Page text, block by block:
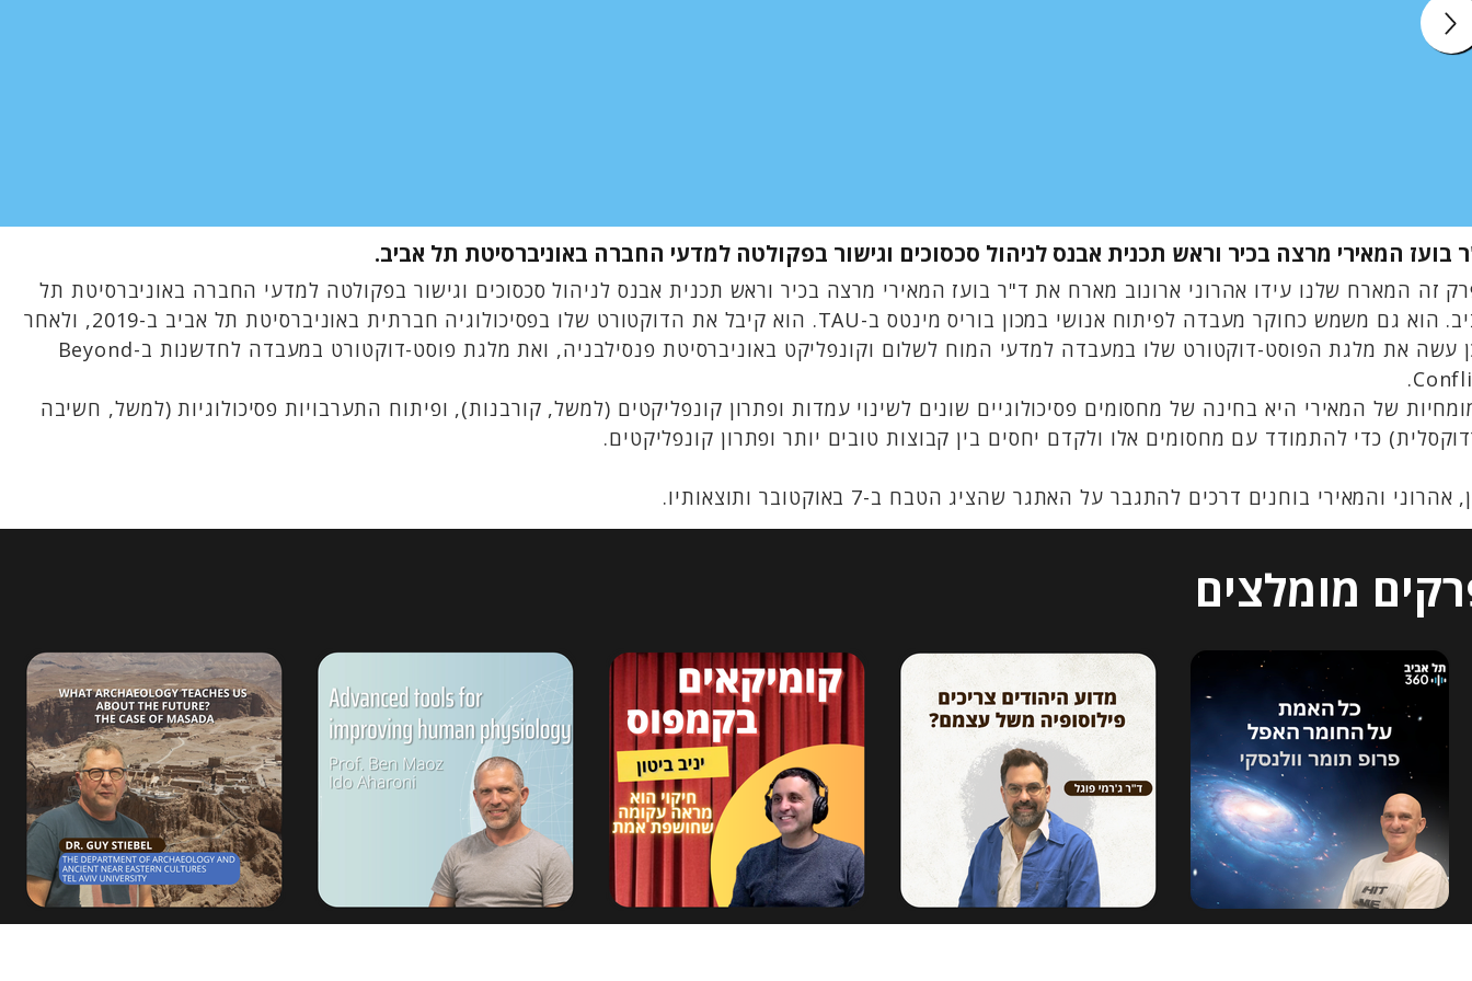
בועז המאירי מרצה בכיר וראש תכנית אבנס לניהול סכסוכים וגישור בפקולטה למדעי החברה באוניברסיטת תל אביב.
זה המארח שלנו עידו אהרוני ארונוב מארח את ד"ר בועז המאירי מרצה בכיר וראש תכנית אבנס לניהול סכסוכים וגישור בפקולטה למדעי החברה באוניברסיטת תל
אביב. הוא גם משמש כחוקר מעבדה לפיתוח אנושי במכון בוריס מינטס ב-TAU. הוא קיבל את הדוקטורט שלו בפסיכולוגיה חברתית באוניברסיטת תל אביב ב-2019, ולאחר
מכן עשה את מלגת הפוסט-דוקטורט שלו במעבדה למדעי המוח לשלום וקונפליקט באוניברסיטת פנסילבניה, ואת מלגת פוסט-דוקטורט במעבדה לחדשנות ב-Beyond
של המאירי היא בחינה של מחסומים פסיכולוגיים שונים לשינוי עמדות ופתרון קונפליקטים (למשל, קורבנות), ופיתוח התערבויות פסיכולוגיות (למשל, חשיבה
כדי להתמודד עם מחסומים אלו ולקדם יחסים בין קבוצות טובים יותר ופתרון קונפליקטים.
אהרוני והמאירי בוחנים דרכים להתגבר על האתגר שהציג הטבח ב-7 באוקטובר ותוצאותיו.
מומלצים